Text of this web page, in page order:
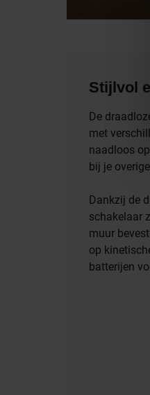
Stijlvol
De
met
naadloos
bij je
Dankzij de
schakelaar
muur
op
batterijen